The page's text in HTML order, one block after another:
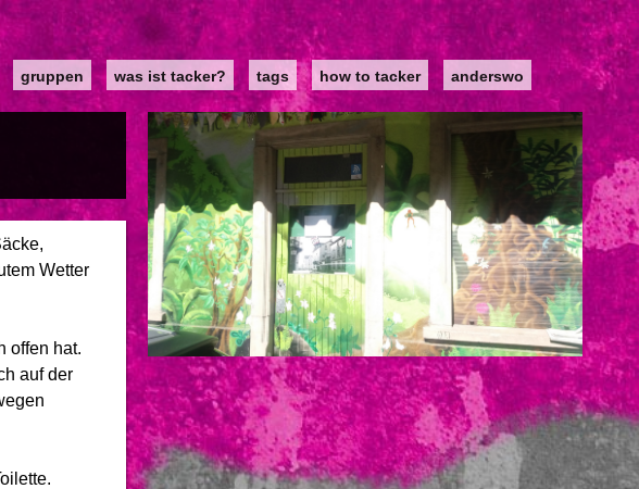
gruppen was ist tacker? tags how to tacker anderswo
Wetter
offen hat.
auf der